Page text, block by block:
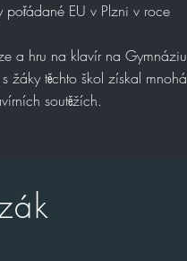
pořádané EU v Plzni v roce
a hru na klavír na Gymnáziu
žáky těchto škol získal mnohá
soutěžích.